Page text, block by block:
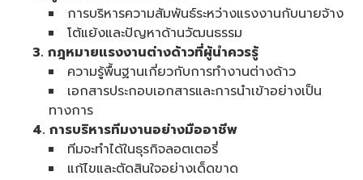
การบริหารความสัมพันธ์ระหว่างแรงงานกับนายจ้าง
โต้แย้งและปัญหาด้านวัฒนธรรม
3. กฎหมายแรงงานต่างด้าวที่ผู้นำควรรู้
ความรู้พื้นฐานเกี่ยวกับการทำงานต่างด้าว
เอกสารประกอบเอกสารและการนำเข้าอย่างเป็น
ทางการ
4. การบริหารทีมงานอย่างมืออาชีพ
ทีมจะทำได้ในธุรกิจลอตเตอรี่
แก้ไขและตัดสินใจอย่างเด็ดขาด